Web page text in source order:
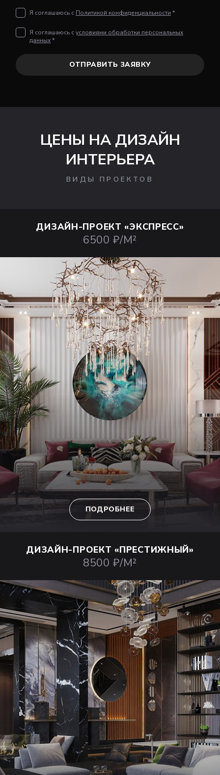
Я соглашаюсь с Политикой конфиденциальности *
Я соглашаюсь сусловиями обработки персональных
данных*
ОТПРАВИТЬ ЗАЯВКУ
ЦЕНЫ НА ДИЗАЙН
ИНТЕРЬЕРА
ВИДЫ ПРОЕКТОВ
ДИЗАЙН-ПРОЕКТ «ЭКСПРЕСС»
6500 ₽/М²
ПОДРОБНЕЕ
ДИЗАЙН-ПРОЕКТ «ПРЕСТИЖНЫЙ»
8500 ₽/М²